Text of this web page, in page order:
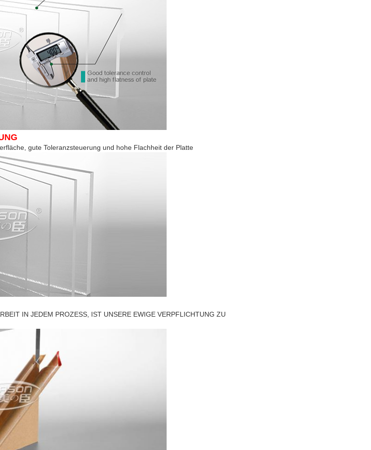
gute Toleranzsteuerung und hohe Flachheit der Platte
IN JEDEM PROZESS, IST UNSERE EWIGE VERPFLICHTUNG ZU